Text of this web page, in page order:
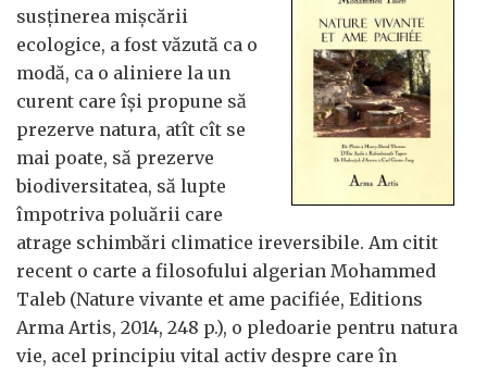
susţinerea mişcării
ecologice, a fost văzută ca o
modă, ca o aliniere la un
curent care îşi propune să
prezerve natura, atît cît se
mai poate, să prezerve
biodiversitatea, să lupte
împotriva poluării care
atrage schimbări climatice ireversibile. Am citit
recent o carte a filosofului algerian Mohammed
Taleb (Nature vivante et ame pacifiée, Editions
Arma Artis, 2014, 248 p.), o pledoarie pentru natura
vie, acel principiu vital activ despre care în